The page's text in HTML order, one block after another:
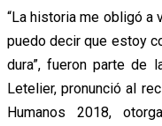
“La historia me obligó a
puedo decir que estoy
dura”, fueron parte de
Letelier, pronunció al
Humanos 2018,